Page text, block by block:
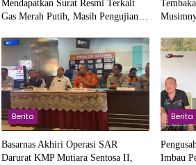
Mendapatkan Surat Resmi Terkait
Gas Merah Putih, Masih Pengujian di
Berita
Basarnas Akhiri Operasi SAR
Darurat KMP Mutiara Sentosa II,
Berita
Imbau